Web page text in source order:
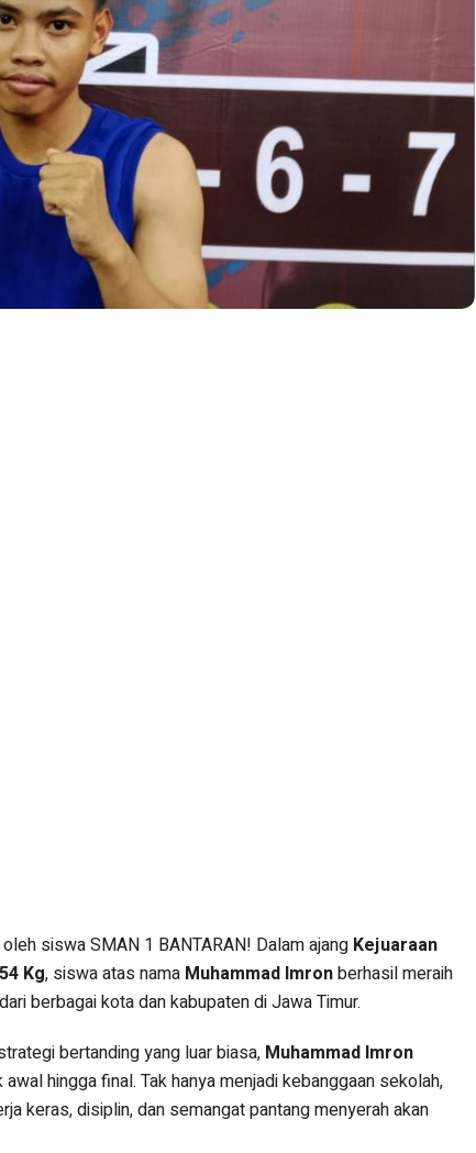
siswa SMAN 1 BANTARAN! Dalam ajang Kejuaraan
Kg, siswa atas nama Muhammad Imronberhasil meraih
berbagai kota dan kabupaten di Jawa Timur.
bertanding yang luar biasa, Muhammad Imron
hingga final. Tak hanya menjadi kebanggaan sekolah,
keras, disiplin, dan semangat pantang menyerah akan